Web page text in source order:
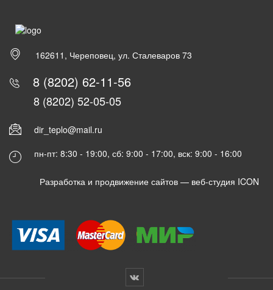
162611, Череповец, ул. Сталеваров 73
8 (8202) 62-11-56
8 (8202) 52-05-05
dir_teplo@mail.ru
пн-пт: 8:30 - 19:00, сб: 9:00 - 17:00, вск: 9:00 - 16:00
Разработка и продвижение сайтов — веб-студия ICON